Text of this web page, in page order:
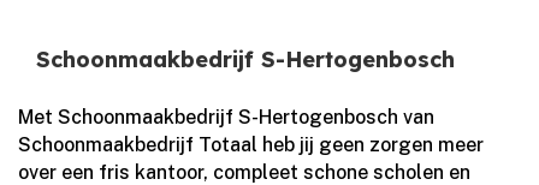
Schoonmaakbedrijf S-Hertogenbosch
Met Schoonmaakbedrijf S-Hertogenbosch van
Schoonmaakbedrijf Totaal heb jij geen zorgen meer
over een fris kantoor, compleet schone scholen en